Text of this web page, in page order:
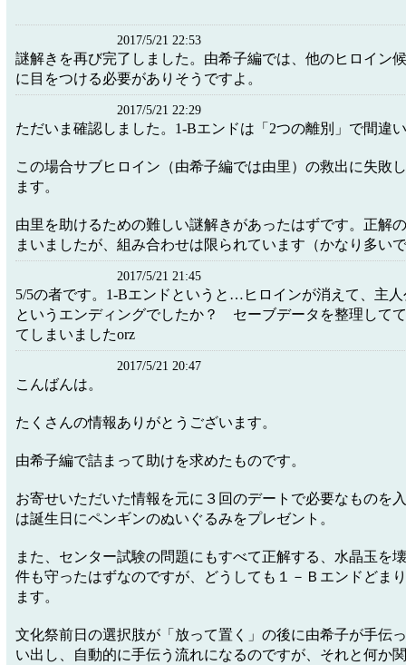
2017/5/21 22:53
謎解きを再び完了しました。由希子編では、他のヒロイン
に目をつける必要がありそうですよ。
2017/5/21 22:29
ただいま確認しました。1-Bエンドは「2つの離別」で間違
この場合サブヒロイン（由希子編では由里）の救出に失敗
ます。
由里を助けるための難しい謎解きがあったはずです。正解
まいましたが、組み合わせは限られています（かなり多い
2017/5/21 21:45
5/5の者です。1-Bエンドというと…ヒロインが消えて、主
というエンディングでしたか？ セーブデータを整理して
てしまいましたorz
2017/5/21 20:47
こんばんは。
たくさんの情報ありがとうございます。
由希子編で詰まって助けを求めたものです。
お寄せいただいた情報を元に３回のデートで必要なものを
は誕生日にペンギンのぬいぐるみをプレゼント。
また、センター試験の問題にもすべて正解する、水晶玉を
件も守ったはずなのですが、どうしても１－Ｂエンドどま
ます。
文化祭前日の選択肢が「放って置く」の後に由希子が手伝
い出し、自動的に手伝う流れになるのですが、それと何か